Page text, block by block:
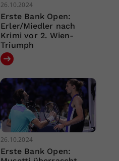
26.10.2024
Erste Bank Open:
Erler/Miedler nach
Krimi vor 2. Wien-
Triumph
26.10.2024
Erste Bank Open: